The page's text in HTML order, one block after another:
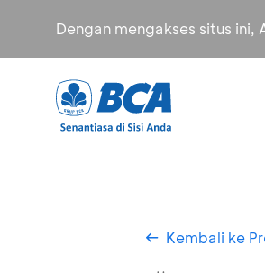
Dengan mengakses situs
Kembali ke